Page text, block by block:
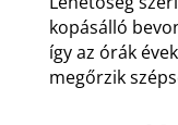
kopásálló
így az órák
megőrzik